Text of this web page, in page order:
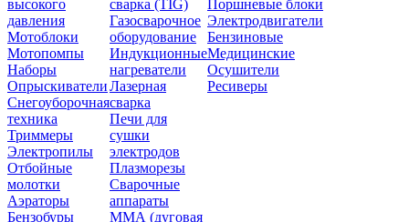
высокого
давления
Мотоблоки
Мотопомпы
Наборы
Опрыскиватели
Снегоуборочная
техника
Триммеры
Электропилы
Отбойные
молотки
Аэраторы
Бензобуры
сварка (TIG)
Газосварочное
оборудование
Индукционные
нагреватели
Лазерная
сварка
Печи для
сушки
электродов
Плазморезы
Сварочные
аппараты
ММА (дуговая
Поршневые блоки
Электродвигатели
Бензиновые
Медицинские
Осушители
Ресиверы